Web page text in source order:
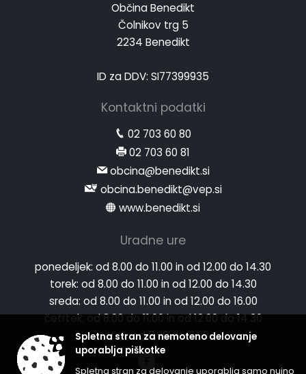
Občina Benedikt
Čolnikov trg 5
2234 Benedikt
ID za DDV: SI77399935
Kontaktni podatki
02 703 60 80
02 703 60 81
obcina@benedikt.si
obcina.benedikt@vep.si
www.benedikt.si
Uradne ure
ponedeljek: od 8.00 do 11.00 in od 12.00 do 14.30
torek: od 8.00 do 11.00 in od 12.00 do 14.30
sreda: od 8.00 do 11.00 in od 12.00 do 16.00
četrtek:od 8.00 do 11.00 in od 12.00 do 14.30
petek: od 8.00 do 11.00
Spletna stran za nemoteno delovanje
uporablja piškotke
Spletna stran za delovanje uporablja samo nujno